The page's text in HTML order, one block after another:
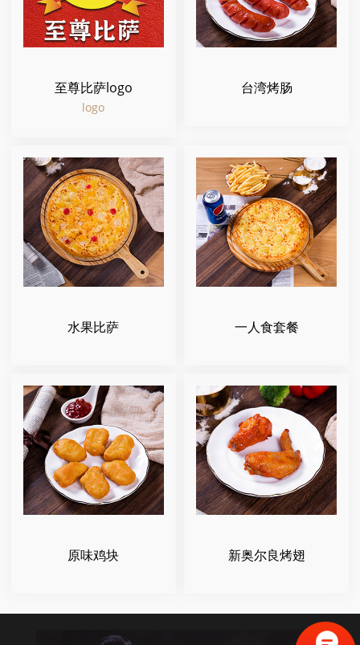
至尊比萨logo
logo
台湾烤肠
水果比萨 一人食套餐
原味鸡块 新奥尔良烤翅